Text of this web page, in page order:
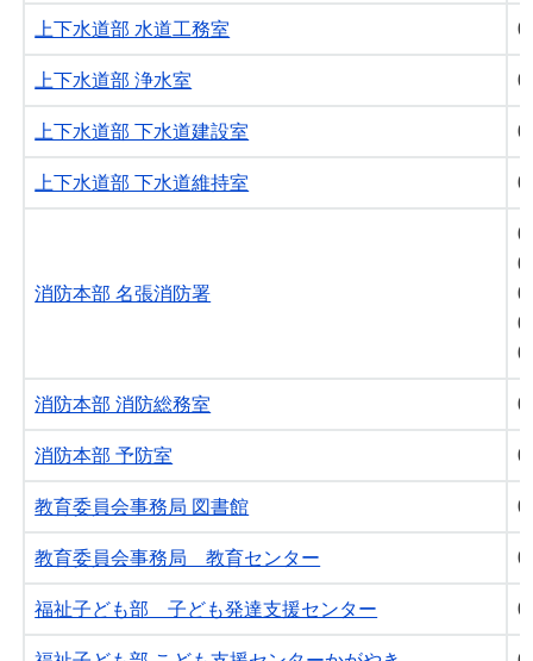
上下水道部 水道工務室
上下水道部 浄水室
上下水道部 下水道建設室
上下水道部 下水道維持室
消防本部 名張消防署
消防本部 消防総務室
消防本部 予防室
教育委員会事務局 図書館
教育委員会事務局 教育センター
福祉子ども部 子ども発達支援センター